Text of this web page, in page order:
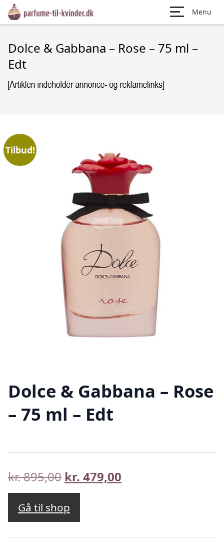
Menu
Dolce & Gabbana – Rose – 75 ml –
Edt
Tilbud!
Dolce & Gabbana – Rose
– 75 ml – Edt
kr.895,00 Den
oprindelige
pris
var:
kr. 895,00.
kr. 479,00
kr. 479,00.
Gå til shop